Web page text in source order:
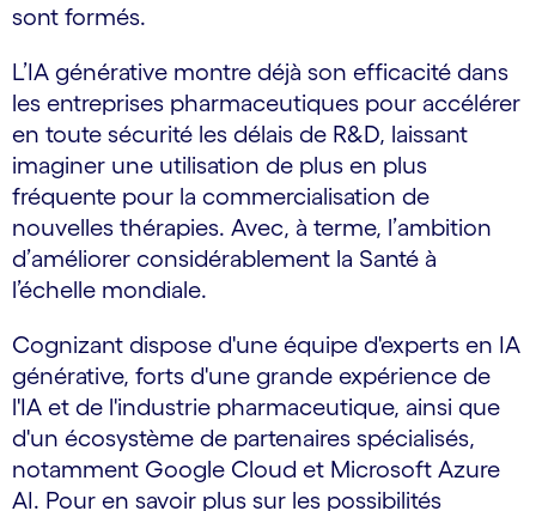
sont formés.
L’IA générative montre déjà son efficacité dans
les entreprises pharmaceutiques pour accélérer
en toute sécurité les délais de R&D, laissant
imaginer une utilisation de plus en plus
fréquente pour la commercialisation de
nouvelles thérapies. Avec, à terme, l’ambition
d’améliorer considérablement la Santé à
l’échelle mondiale.
Cognizant dispose d'une équipe d'experts en IA
générative, forts d'une grande expérience de
l'IA et de l'industrie pharmaceutique, ainsi que
d'un écosystème de partenaires spécialisés,
notamment Google Cloud et Microsoft Azure
AI. Pour en savoir plus sur les possibilités